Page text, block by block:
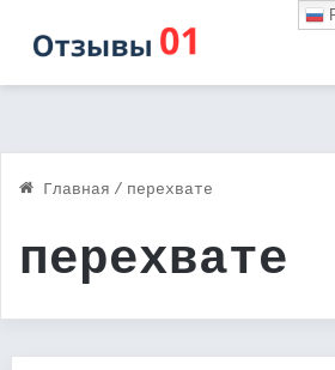
Главная / перехвате
перехвате